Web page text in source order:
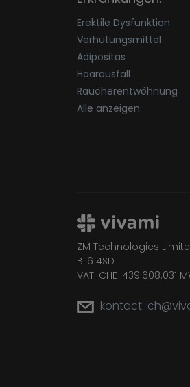
Erektile Dysfunktion
Verhütungsmittel
Adipositas
Haarausfall
Raucherentwöhnung
Alle anzeigen
ZM Technologies Limited.
BL6 4SD
VAT: CHE-439.608.031
kontact-